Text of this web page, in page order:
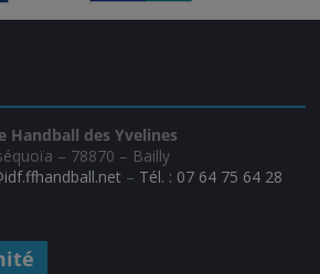
Handball des Yvelines
– 78870 – Bailly
– Tél. : 07 64 75 64 28